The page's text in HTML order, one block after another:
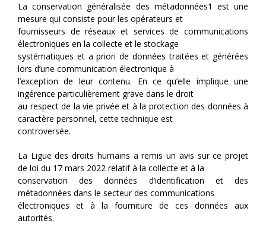
La conservation généralisée des métadonnées1 est une
mesure qui consiste pour les opérateurs et
fournisseurs de réseaux et services de communications
électroniques en la collecte et le stockage
systématiques et a priori de données traitées et générées
lors d’une communication électronique à
l’exception de leur contenu. En ce qu’elle implique une
ingérence particulièrement grave dans le droit
au respect de la vie privée et à la protection des données à
caractère personnel, cette technique est
controversée.
La Ligue des droits humains a remis un avis sur ce projet
de loi du 17 mars 2022 relatif à la collecte et à la
conservation des données d’identification et des
métadonnées dans le secteur des communications
électroniques et à la fourniture de ces données aux
autorités.